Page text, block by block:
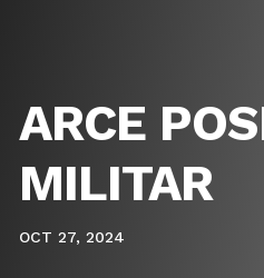
ARCE
MILITAR
OCT 27, 2024